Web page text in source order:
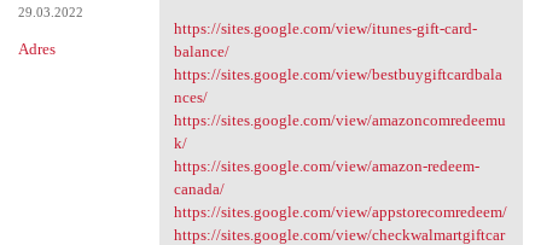
29.03.2022
Adres
https://sites.google.com/view/itunes-gift-card-
balance/
https://sites.google.com/view/bestbuygiftcardbala
nces/
https://sites.google.com/view/amazoncomredeemu
k/
https://sites.google.com/view/amazon-redeem-
canada/
https://sites.google.com/view/appstorecomredeem/
https://sites.google.com/view/checkwalmartgiftcar